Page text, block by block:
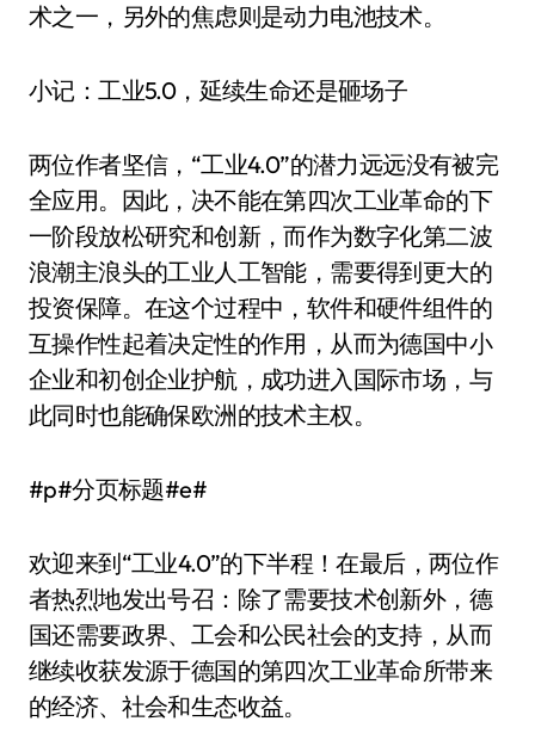
术之一，另外的焦虑则是动力电池技术。
小记：工业5.0，延续生命还是砸场子
两位作者坚信，“工业4.0”的潜力远远没有被完
全应用。因此，决不能在第四次工业革命的下
一阶段放松研究和创新，而作为数字化第二波
浪潮主浪头的工业人工智能，需要得到更大的
投资保障。在这个过程中，软件和硬件组件的
互操作性起着决定性的作用，从而为德国中小
企业和初创企业护航，成功进入国际市场，与
此同时也能确保欧洲的技术主权。
#p#分页标题#e#
欢迎来到“工业4.0”的下半程！在最后，两位作
者热烈地发出号召：除了需要技术创新外，德
国还需要政界、工会和公民社会的支持，从而
继续收获发源于德国的第四次工业革命所带来
的经济、社会和生态收益。